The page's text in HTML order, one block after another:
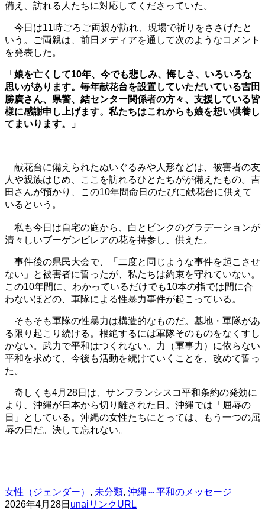
備え、訪れる人たちに対応してくださっていた。
今日は11時ごろご両親が訪れ、現場で祈りをささげたと
いう。ご両親は、前日メディアを通して次のようなコメント
を発表した。
「 娘を亡くして10年、今でも悲しみ、悔しさ、いろいろな
思いがあります。毎年献花台を設置していただいている吉田
勝廣さん、県警、結センター関係者の方々、支援している皆
様に感謝申し上げます。私たちはこれからも娘を想い供養し
てまいります。」
献花台に備えられたぬいぐるみや人形などは、被害者の友
人や親族はじめ、ここを訪れるひとたちがが備えたもの。吉
田さんが預かり、この10年間命日のたびに献花台に供えて
いるという。
私も今日は自宅の庭から、白とピンクのグラデーションが
清々しいブーゲンビレアの花を持参し、供えた。
事件後の県民大会で、「二度と同じような事件を起こさせ
ない」と被害者に誓ったが、私たちは約束を守れていない。
この10年間に、わかっているだけでも10本の指では間に合
わないほどの、軍隊による性暴力事件が起こっている。
そもそも軍隊の性暴力は構造的なものだ。基地・軍隊があ
る限り起こり続ける。根絶するには軍隊そのものをなくすし
かない。武力で平和はつくれない。力（軍事力）に依らない
平和を求めて、今後も活動を続けていくことを、改めて誓っ
た。
奇しくも4月28日は、サンフランシスコ平和条約の発効に
より、沖縄が日本から切り離された日。沖縄では「屈辱の
日」としている。沖縄の女性たちにとっては、もう一つの屈
辱の日だ。決して忘れない。
女性（ジェンダー） , 未分類, 沖縄～平和のメッセージ
2026年4月28日 unai リンクURL